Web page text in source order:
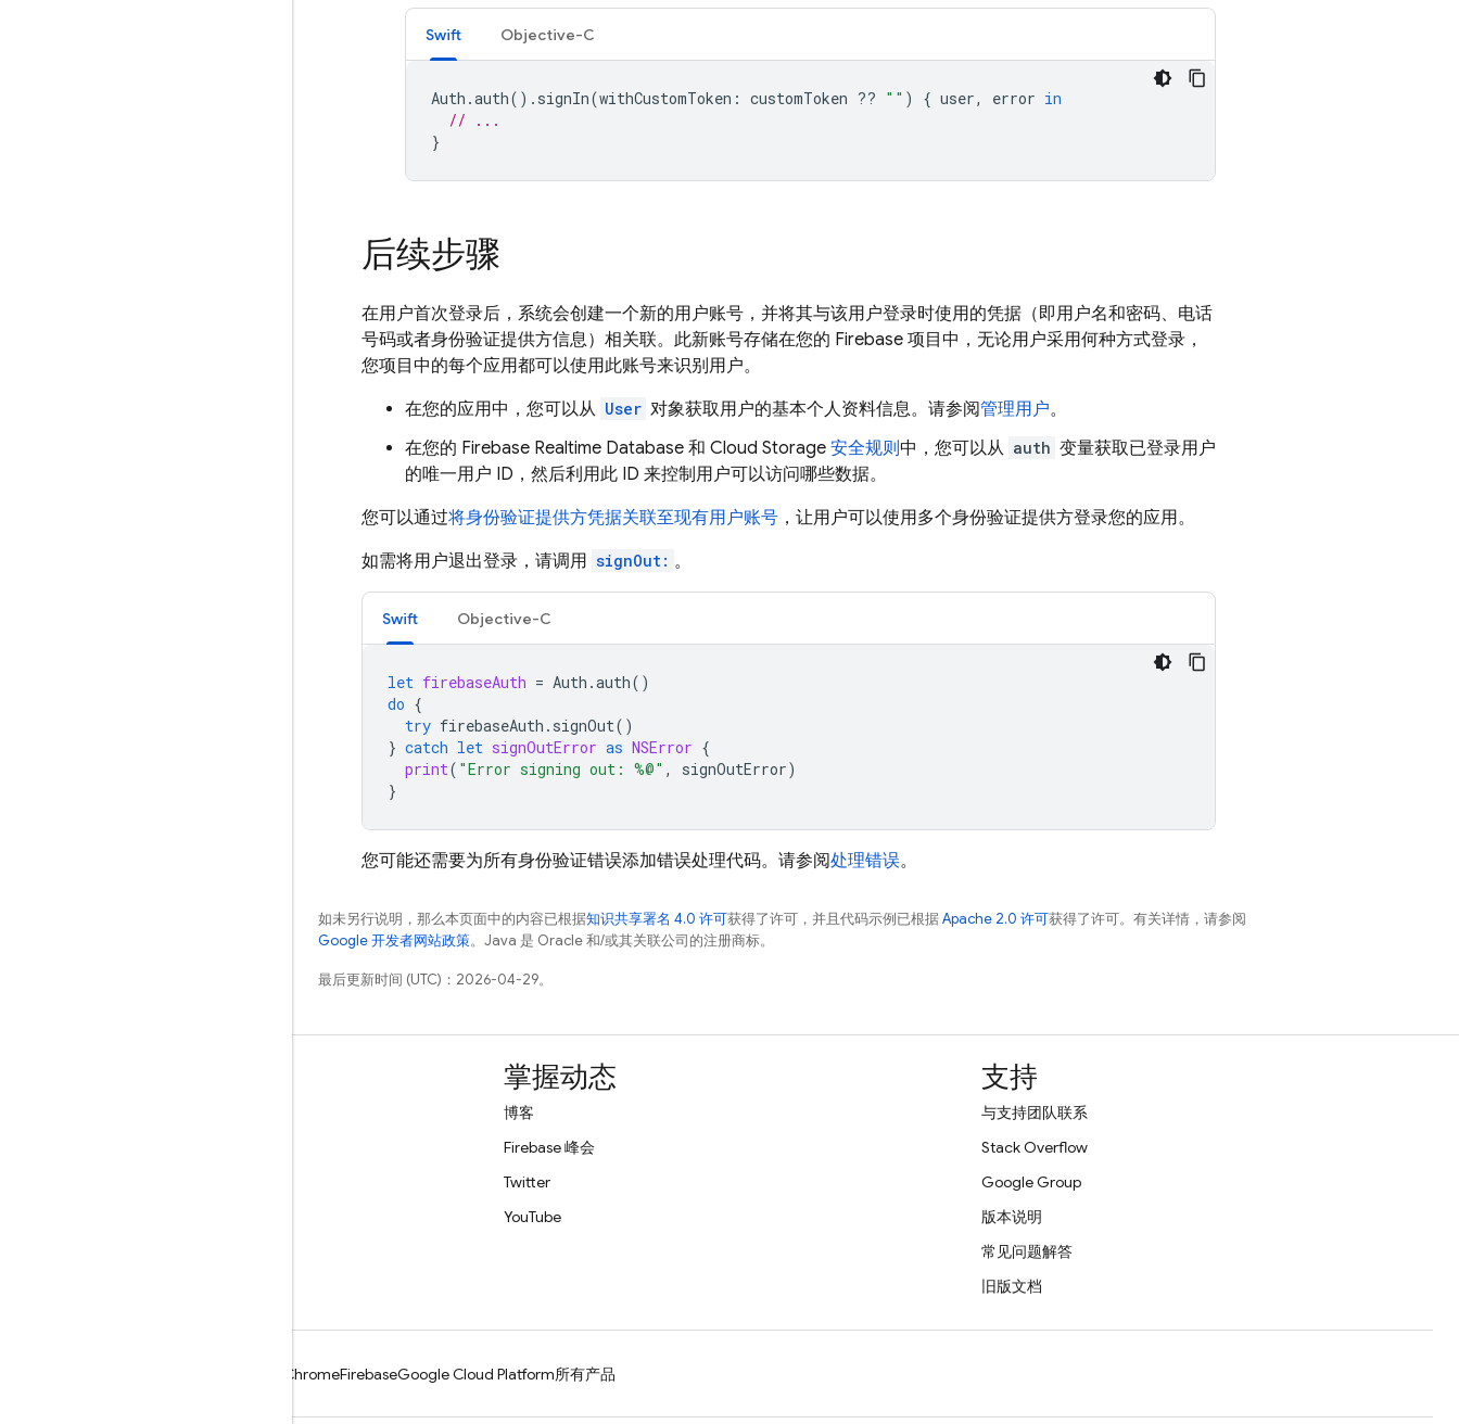
Swift Objective-C
Auth .auth(). signIn(withCustomToken : customToken ?? "" ) { user, error in
// ...
}
后续步骤
在用户首次登录后，系统会创建一个新的用户账号，并将其与该用户登录时使用的凭据（即用户名和密码、电话
号码或者身份验证提供方信息）相关联。此新账号存储在您的 Firebase 项目中，无论用户采用何种方式登录，
您项目中的每个应用都可以使用此账号来识别用户。
在您的应用中，您可以从 User 对象获取用户的基本个人资料信息。请参阅管理用户。
在您的 Firebase Realtime Database 和 Cloud Storage 安全规则中，您可以从 auth 变量获取已登录用户
的唯一用户 ID，然后利用此 ID 来控制用户可以访问哪些数据。
您可以通过将身份验证提供方凭据关联至现有用户账号 ，让用户可以使用多个身份验证提供方登录您的应用。
如需将用户退出登录，请调用 signOut: 。
Swift Objective-C
let firebaseAuth = Auth .auth()
do {
try firebaseAuth . signOut()
} catch let signOutError as NSError {
print( "Error signing out: %@" , signOutError)
}
您可能还需要为所有身份验证错误添加错误处理代码。请参阅处理错误。
如未另行说明，那么本页面中的内容已根据知识共享署名 4.0 许可获得了许可，并且代码示例已根据Apache 2.0 许可获得了许可。有关详情，请参阅
Google 开发者网站政策。Java 是 Oracle 和/或其关联公司的注册商标。
最后更新时间 (UTC)：2026-04-29。
掌握动态
博客
Firebase 峰会
Twitter
YouTube
支持
与支持团队联系
Stack Overflow
Google Group
版本说明
常见问题解答
旧版文档
ChromeFirebaseGoogle Cloud Platform所有产品